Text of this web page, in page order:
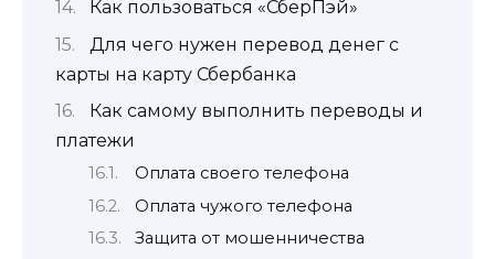
Как пользоваться «СберПэй»
Для чего нужен перевод денег с
карты на карту Сбербанка
Как самому выполнить переводы и
платежи
Оплата своего телефона
Оплата чужого телефона
Защита от мошенничества